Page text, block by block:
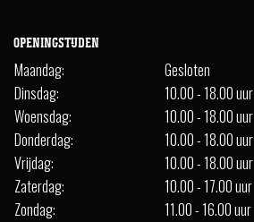
OPENINGSTIJDEN
Maandag:
Gesloten
Dinsdag:
10.00 - 18.00 uur
Woensdag:
10.00 - 18.00 uur
Donderdag:
10.00 - 18.00 uur
Vrijdag:
10.00 - 18.00 uur
Zaterdag:
10.00 - 17.00 uur
Zondag:
11.00 - 16.00 uur